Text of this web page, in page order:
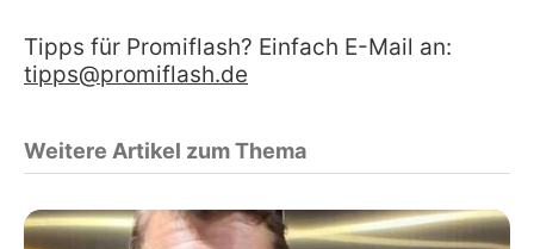
Tipps für Promiflash? Einfach E-Mail an:
tipps@promiflash.de
Weitere Artikel zum Thema